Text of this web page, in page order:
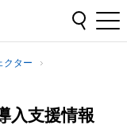
クター
入支援情報